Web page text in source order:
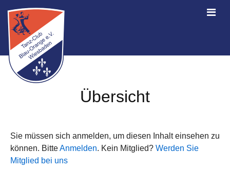
Übersicht
Sie müssen sich anmelden, um diesen Inhalt einsehen zu
können. BitteAnmelden. Kein Mitglied? Werden Sie
Mitglied bei uns